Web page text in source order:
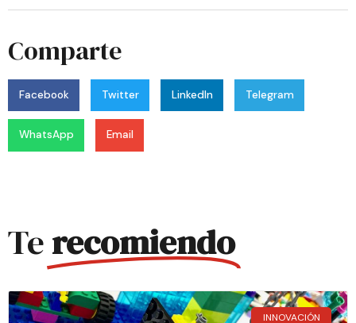
Comparte
Facebook Twitter LinkedIn Telegram
WhatsApp Email
Terecomiendo
INNOVACIÓN